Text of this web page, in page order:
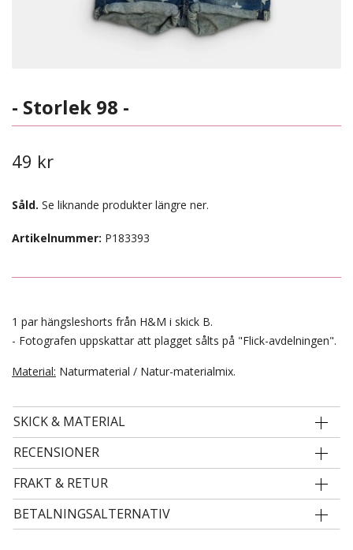
- Storlek 98 -
49 kr
Såld. Se liknande produkter längre ner.
Artikelnummer: P183393
1 par hängsleshorts från H&M i skick B.
- Fotografen uppskattar att plagget sålts på "Flick-avdelningen".
Material: Naturmaterial / Natur-materialmix.
SKICK & MATERIAL
RECENSIONER
FRAKT & RETUR
BETALNINGSALTERNATIV